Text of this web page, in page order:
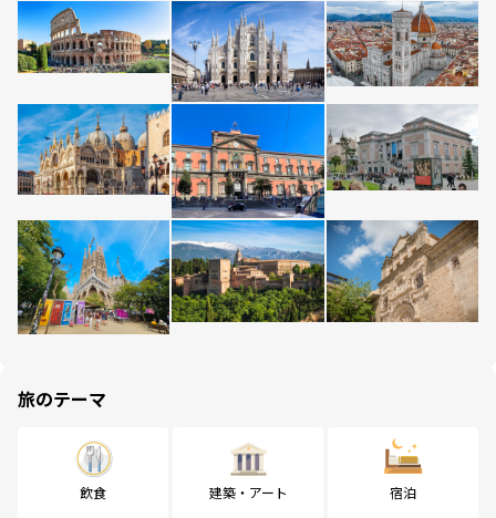
旅のテーマ
飲食 建築・アート 宿泊